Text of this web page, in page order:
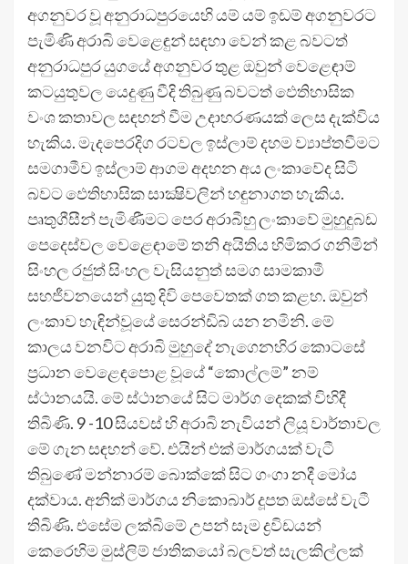
අගනුවර වූ අනුරාධපුරයෙහි යම් යම් ඉඩම් අගනුවරට
පැමිණි අරාබි වෙළෙඳුන් සඳහා වෙන් කළ බවටත්
අනුරාධපුර යුගයේ අගනුවර තුළ ඔවුන් වෙළෙඳාම්
කටයුතුවල යෙදුණු වීදි තිබුණු බවටත් ඵෙතිහාසික
වංශ කතාවල සඳහන් වීම උදාහරණයක් ලෙස දැක්විය
හැකිය. මැදපෙරදිග රටවල ඉස්ලාම් දහම ව්‍යාප්තවීමට
සමගාමීව ඉස්ලාම් ආගම අදහන අය ලංකාවේද සිටි
බවට ඵෙතිහාසික සාක්‍ෂිවලින් හඳුනාගත හැකිය.
පෘතුගීසීන් පැමිණීමට පෙර අරාබීහු ලංකාවේ මුහුදුබඩ
පෙදෙස්වල වෙළෙඳාමේ තනි අයිතිය හිමිකර ගනිමින්
සිංහල රජුත් සිංහල වැසියනුත් සමග සාමකාමී
සහජීවනයෙන් යුතු දිවි පෙවෙතක් ගත කළහ. ඔවුන්
ලංකාව හැඳින්වූයේ සෙරන්ඩිබ් යන නමිනි. මේ
කාලය වනවිට අරාබි මුහුදේ නැගෙනහිර කොටසේ
ප්‍රධාන වෙළෙඳපොළ වූයේ “කොල්ලම්” නම්
ස්ථානයයි. මේ ස්ථානයේ සිට මාර්ග දෙකක් විහිදී
තිබිණි. 9 -10 සියවස් හි අරාබි නැවියන් ලියූ වාර්තාවල
මේ ගැන සඳහන් වේ. එයින් එක් මාර්ගයක් වැටී
තිබුණේ මන්නාරම් බොක්කේ සිට ගංගා නදී මෝය
දක්වාය. අනික් මාර්ගය නිකොබාර් දූපත ඔස්සේ වැටී
තිබිණි. එසේම ලක්බිමේ උපන් සෑම ද්‍රවිඩයන්
කෙරෙහිම මුස්ලිම් ජාතිකයෝ බලවත් සැලකිල්ලක්